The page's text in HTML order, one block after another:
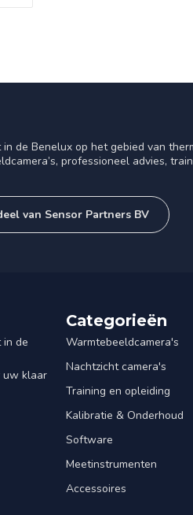
de Benelux op het gebied van
professioneel advies,
van Sensor Partners BV
in de
uw klaar
Categorieën
Warmtebeeldcamera's
Nachtzicht camera's
Training en opleiding
Kalibratie & Onderhoud
Software
Meetinstrumenten
Accessoires